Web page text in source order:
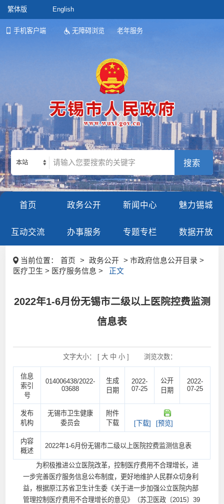
繁体版 English
手机客户端 无障碍浏览 老年服务
本站
首页 政务公开 新闻中心 魅力锡城
互动交流 办事服务 专题专栏 数据开放
当前位置： 首页 > 政务公开
> 市政府信息公开目录 >
医疗卫生 > 医疗服务信息 >
正文
2022年1-6月份无锡市二级以上医院控费监测
信息表
文字大小： [ 大 中 小] 浏览次数：
信息
索引
号
014006438/2022-
03688
生成
日期
2022-
07-25
公开
日期
2022-
07-25
发布
机构
无锡市卫生健康
委员会
附件
下载
[下载] [预览]
内容
概述
2022年1-6月份无锡市二级以上医院控费监测信息表
为积极推进公立医院改革，控制医疗费用不合理增长，进
一步完善医疗服务信息公布制度，更好地维护人民群众切身利
益，根据原江苏省卫生计生委《关于进一步加强公立医院内部
管理控制医疗费用不合理增长的意见》（苏卫医政〔2015〕39